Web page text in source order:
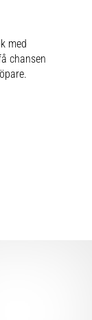
med
chansen